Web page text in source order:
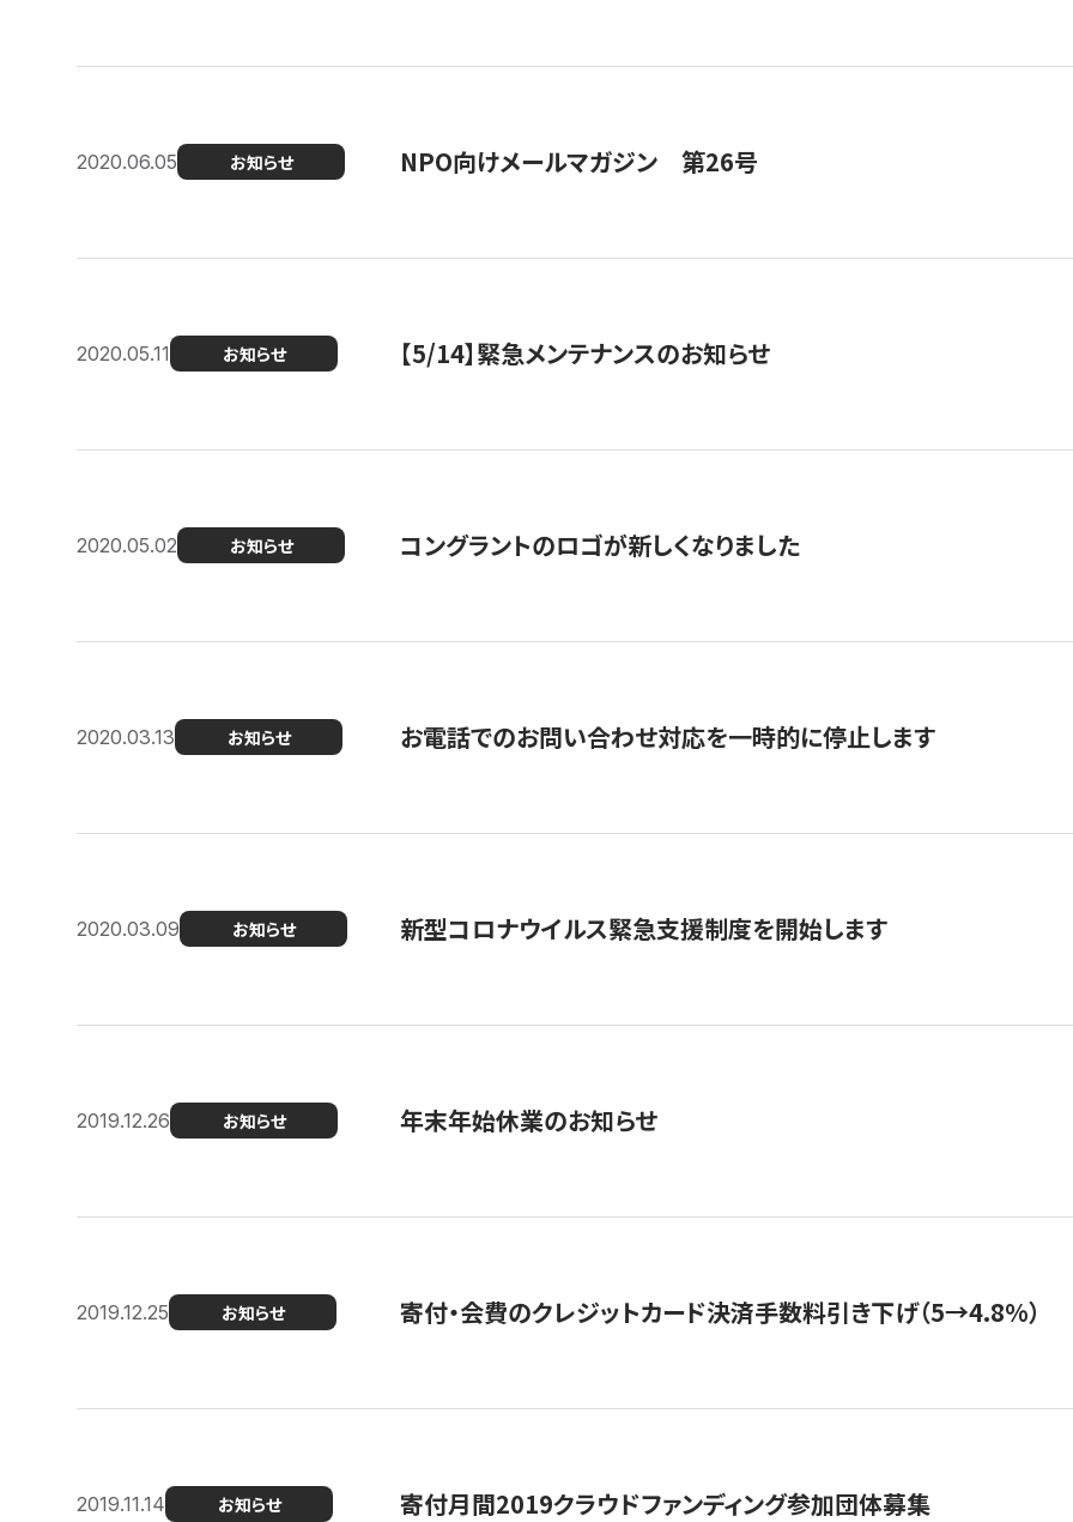
2020.06.05 お知らせ NPO向けメールマガジン 第26号
2020.05.11 お知らせ 【5/14】緊急メンテナンスのお知らせ
2020.05.02 お知らせ コングラントのロゴが新しくなりました
2020.03.13 お知らせ お電話でのお問い合わせ対応を一時的に停止します
2020.03.09 お知らせ 新型コロナウイルス緊急支援制度を開始します
2019.12.26 お知らせ 年末年始休業のお知らせ
2019.12.25 お知らせ 寄付・会費のクレジットカード決済手数料引き下げ（5→4.8%）
2019.11.14 お知らせ 寄付月間2019クラウドファンディング参加団体募集